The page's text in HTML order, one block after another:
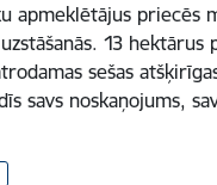
apmeklētājus priecēs
13 hektārus
sešas
savs noskaņojums,